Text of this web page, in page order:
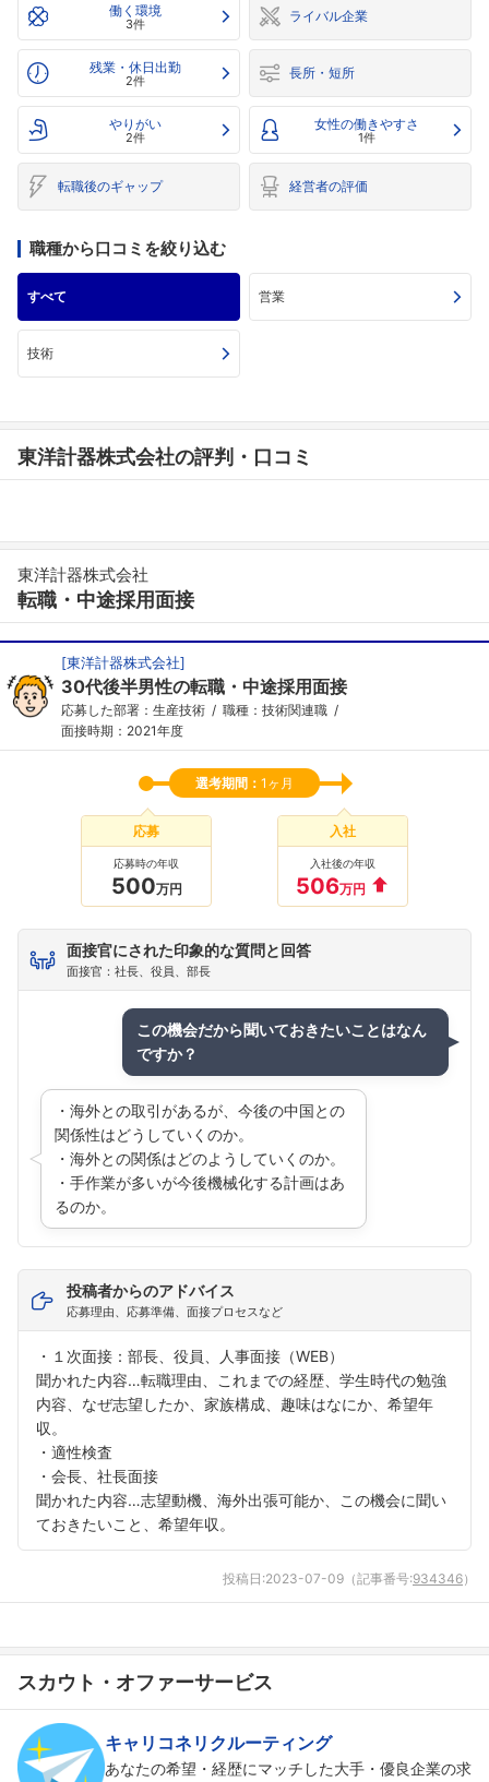
働く環境
3件 ライバル企業
残業・休日出勤
2件 長所・短所
やりがい
2件
女性の働きやすさ
1件
転職後のギャップ 経営者の評価
職種から口コミを絞り込む
すべて 営業
技術
東洋計器株式会社の評判・口コミ
東洋計器株式会社
転職・中途採用面接
[東洋計器株式会社]
30代後半男性の転職・中途採用面接
応募した部署：生産技術
職種：技術関連職
面接時期：2021年度
選考期間： 1ヶ月
応募
応募時の年収
500万円
入社
入社後の年収
506万円
面接官にされた印象的な質問と回答
面接官：社長、役員、部長
この機会だから聞いておきたいことはなん
ですか？
・海外との取引があるが、今後の中国との
関係性はどうしていくのか。
・海外との関係はどのようしていくのか。
・手作業が多いが今後機械化する計画はあ
るのか。
投稿者からのアドバイス
応募理由、応募準備、面接プロセスなど
・１次面接：部長、役員、人事面接（WEB）
聞かれた内容…転職理由、これまでの経歴、学生時代の勉強
内容、なぜ志望したか、家族構成、趣味はなにか、希望年
収。
・適性検査
・会長、社長面接
聞かれた内容…志望動機、海外出張可能か、この機会に聞い
ておきたいこと、希望年収。
投稿日:2023-07-09 （記事番号:934346）
スカウト・オファーサービス
キャリコネリクルーティング
あなたの希望・経歴にマッチした大手・優良企業の求